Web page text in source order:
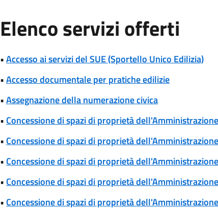
Elenco servizi offerti
•Accesso ai servizi del SUE (Sportello Unico Edilizia)
•Accesso documentale per pratiche edilizie
•Assegnazione della numerazione civica
• Concessione di spazi di proprietà
• Concessione di spazi di proprietà
• Concessione di spazi di proprietà
• Concessione di spazi di proprietà
• Concessione di spazi di proprietà